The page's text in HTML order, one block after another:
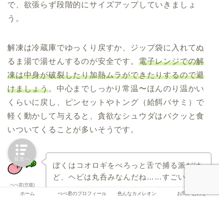
で、欲張らず段階的にサイズアップしていきましょ
う。
解凍は冷蔵庫でゆっくり戻すか、ジップ袋に入れてぬ
るま湯で湯せんするのが安全です。 電子レンジでの解
凍は中身が破裂したり加熱ムラができたりするので避
けましょう。中心までしっかり常温〜ほんのり温かい
くらいに戻し、ピンセットやトング（給餌バサミ）で
軽く動かして与えると、貪欲なシュウダはバクッと食
いついてくることが多いそうです。
ぺぺ君(空腹)
ぼくはコオロギをぺろっと舌で捕る派だけ
ど、ヘビは丸呑みなんだね……すごい
ホーム ぺぺ君のプロフィール 色んなカメレオン お問い合わせ
目次へ